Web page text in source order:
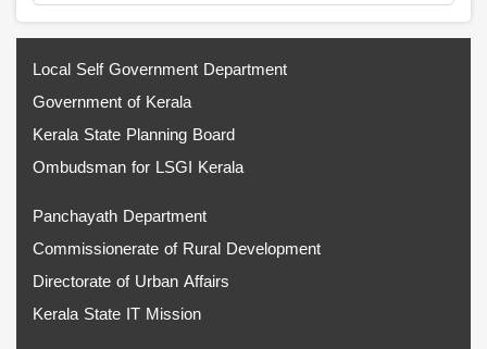
Local Self Government Department
Government of Kerala
Kerala State Planning Board
Ombudsman for LSGI Kerala
Panchayath Department
Commissionerate of Rural Development
Directorate of Urban Affairs
Kerala State IT Mission